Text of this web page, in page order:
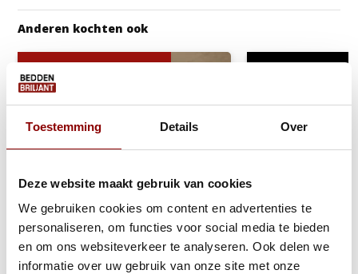
Toestemming Details Over
Deze website maakt gebruik van cookies
We gebruiken cookies om content en advertenties te
personaliseren, om functies voor social media te bieden
en om ons websiteverkeer te analyseren. Ook delen we
informatie over uw gebruik van onze site met onze
Anderen kochten ook
Gratis Dekbed + Kussens ! Gratis Croco